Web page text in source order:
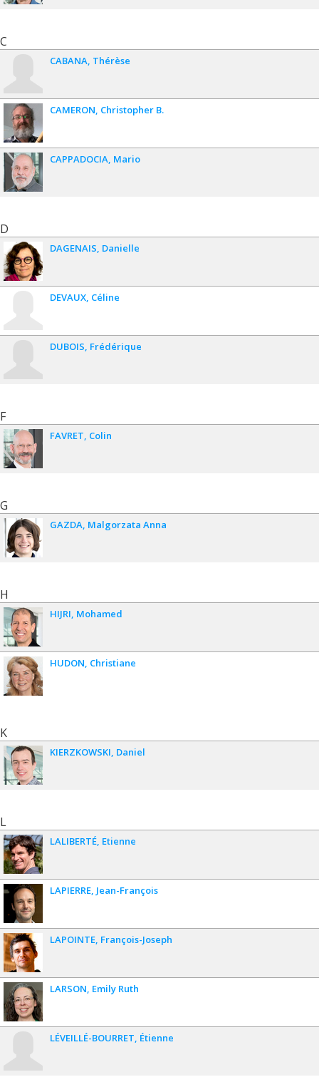
C
CABANA Thérèse
CAMERON Christopher B.
CAPPADOCIA Mario
D
DAGENAIS Danielle
DEVAUX Céline
DUBOIS Frédérique
F
FAVRET Colin
G
GAZDA Malgorzata Anna
H
HIJRI Mohamed
HUDON Christiane
K
KIERZKOWSKI Daniel
L
LALIBERTÉ Etienne
LAPIERRE Jean-François
LAPOINTE François-Joseph
LARSON Emily Ruth
LÉVEILLÉ-BOURRET Étienne